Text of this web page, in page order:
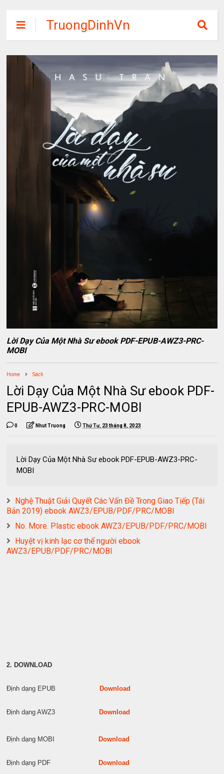
TruongDinhVn
Chia sẽ ebook,
các khóa học,
phần mềm học
tập miễn phí
Lời Dạy Của Một Nhà Sư ebook PDF-EPUB-AWZ3-PRC-
MOBI
Home Sách
Lời Dạy Của Một Nhà Sư ebook PDF-
EPUB-AWZ3-PRC-MOBI
0 Nhut Truong Thứ Tư, 23 tháng 8, 2023
Lời Dạy Của Một Nhà Sư ebook PDF-EPUB-AWZ3-PRC-
MOBI
Nghệ Thuật Giải Quyết Các Vấn Đề Trong Giao Tiếp (Tái
Bản 2019) ebook AWZ3/EPUB/PDF/PRC/MOBI
No. More. Plastic ebook AWZ3/EPUB/PDF/PRC/MOBI
Huyệt vị kinh lạc cơ thể người ebook
AWZ3/EPUB/PDF/PRC/MOBI
2. DOWNLOAD
Định dạng EPUB Download
Định dạng AWZ3 Download
Định dạng MOBI Download
Định dạng PDF Download